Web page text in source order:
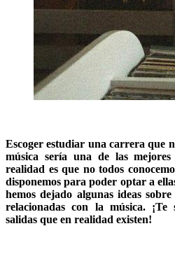
Escoger estudiar una carrera que
música sería una de las
realidad es que no todos
disponemos para poder optar a
hemos dejado algunas ideas
relacionadas con la música. ¡Te
salidas que en realidad existen!